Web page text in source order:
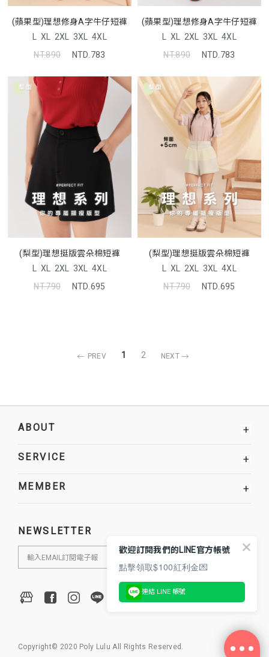
(蘋果型)理想修身A字牛仔短褲
L XL 2XL 3XL 4XL
NT.890
NTD.783
(蘋果型)理想修身A字牛仔短褲
L XL 2XL 3XL 4XL
NT.890
NTD.783
(梨型)理想挺版雲朵棉短褲
L XL 2XL 3XL 4XL
NT.790
NTD.695
(梨型)理想挺版雲朵棉短褲
L XL 2XL 3XL 4XL
NT.790
NTD.695
PREV 1 2 NEXT
ABOUT +
SERVICE +
MEMBER +
NEWSLETTER
Copyright© 2020 Poly Lulu All Rights Reserved.
歡迎訂閱我們的LINE官方帳號
點擊領取$100紅利金💌
連結 LINE 帳號